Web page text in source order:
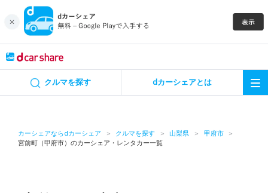
クルマを探す dカーシェアとは
カーシェアならdカーシェア クルマを探す 山梨県
甲府市
宮前町（甲府市）のカーシェア・レンタカー一覧
カーシェア